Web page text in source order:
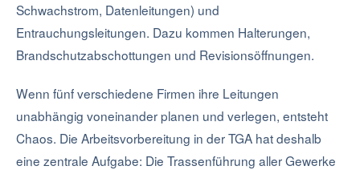
Schwachstrom, Datenleitungen) und
Entrauchungsleitungen. Dazu kommen Halterungen,
Brandschutzabschottungen und Revisionsöffnungen.
Wenn fünf verschiedene Firmen ihre Leitungen
unabhängig voneinander planen und verlegen, entsteht
Chaos. Die Arbeitsvorbereitung in der TGA hat deshalb
eine zentrale Aufgabe: Die Trassenführung aller Gewerke